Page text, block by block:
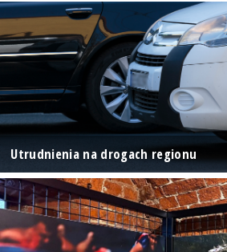
Utrudnienia na drogach regionu